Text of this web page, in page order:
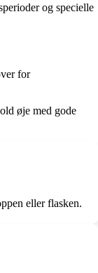
og specielle
for
øje med gode
eller flasken.